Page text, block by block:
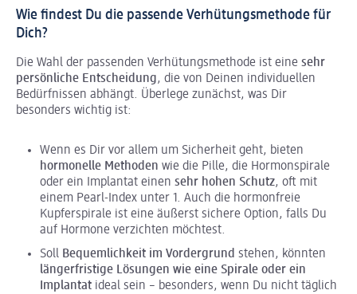
Wie findest Du die passende Verhütungsmethode für
Dich?
Die Wahl der passenden Verhütungsmethode ist eine sehr
persönliche Entscheidung, die von Deinen individuellen
Bedürfnissen abhängt. Überlege zunächst, was Dir
besonders wichtig ist:
Wenn es Dir vor allem um Sicherheit geht, bieten
hormonelle Methoden wie die Pille, die Hormonspirale
oder ein Implantat einen sehr hohen Schutz, oft mit
einem Pearl-Index unter 1. Auch die hormonfreie
Kupferspirale ist eine äußerst sichere Option, falls Du
auf Hormone verzichten möchtest.
Soll Bequemlichkeit im Vordergrund stehen, könnten
längerfristige Lösungen wie eine Spirale oder ein
Implantat ideal sein – besonders, wenn Du nicht täglich